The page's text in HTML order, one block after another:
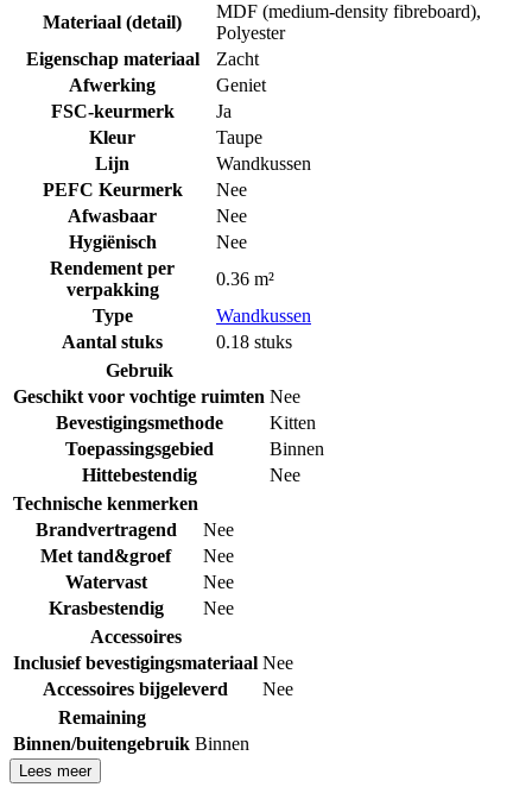
Materiaal (detail)
MDF (medium-density fibreboard),
Polyester
Eigenschap materiaal
Zacht
Afwerking
Geniet
FSC-keurmerk
Ja
Kleur
Taupe
Lijn
Wandkussen
PEFC Keurmerk
Nee
Afwasbaar
Nee
Hygiënisch
Nee
Rendement per
verpakking
0.36 m²
Type
Wandkussen
Aantal stuks
0.18 stuks
Gebruik
Geschikt voor vochtige ruimten Nee
Bevestigingsmethode
Kitten
Toepassingsgebied
Binnen
Hittebestendig
Nee
Technische kenmerken
Brandvertragend
Nee
Met tand&groef
Nee
Watervast
Nee
Krasbestendig
Nee
Accessoires
Inclusief bevestigingsmateriaal Nee
Accessoires bijgeleverd
Nee
Remaining
Binnen/buitengebruik Binnen
Lees meer